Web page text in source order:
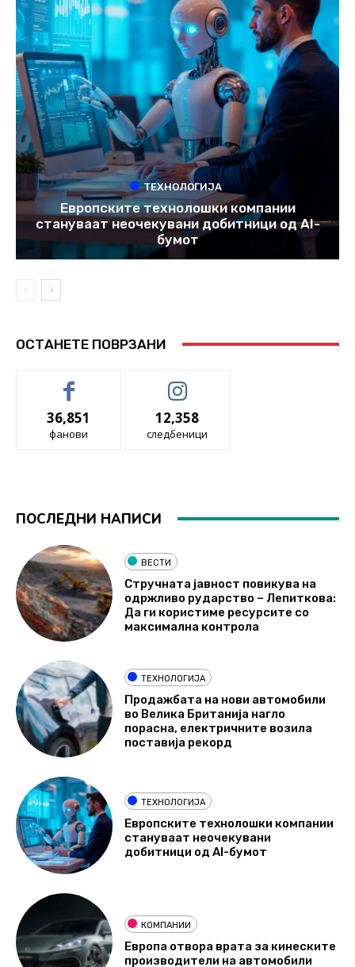
ТЕХНОЛОГИЈА
Европските технолошки компании
стануваат неочекувани добитници од AI-
бумот
ОСТАНЕТЕ ПОВРЗАНИ
36,851
фанови
12,358
следбеници
ПОСЛЕДНИ НАПИСИ
ВЕСТИ
Стручната јавност повикува на
одржливо рударство – Лепиткова:
Да ги користиме ресурсите со
максимална контрола
ТЕХНОЛОГИЈА
Продажбата на нови автомобили
во Велика Британија нагло
порасна, електричните возила
поставија рекорд
ТЕХНОЛОГИЈА
Европските технолошки компании
стануваат неочекувани
добитници од AI-бумот
КОМПАНИИ
Европа отвора врата за кинеските
производители на автомобили